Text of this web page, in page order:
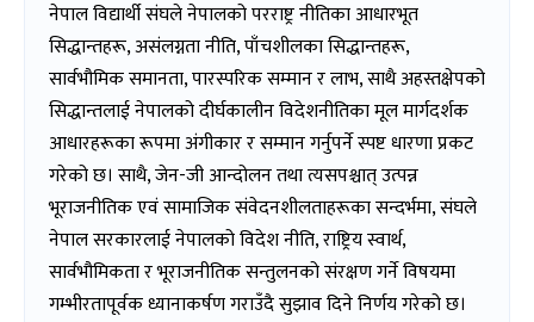
नेपाल विद्यार्थी संघले नेपालको परराष्ट्र नीतिका आधारभूत
सिद्धान्तहरू, असंलग्नता नीति, पाँचशीलका सिद्धान्तहरू,
सार्वभौमिक समानता, पारस्परिक सम्मान र लाभ, साथै अहस्तक्षेपको
सिद्धान्तलाई नेपालको दीर्घकालीन विदेशनीतिका मूल मार्गदर्शक
आधारहरूका रूपमा अंगीकार र सम्मान गर्नुपर्ने स्पष्ट धारणा प्रकट
गरेको छ। साथै, जेन-जी आन्दोलन तथा त्यसपश्चात् उत्पन्न
भूराजनीतिक एवं सामाजिक संवेदनशीलताहरूका सन्दर्भमा, संघले
नेपाल सरकारलाई नेपालको विदेश नीति, राष्ट्रिय स्वार्थ,
सार्वभौमिकता र भूराजनीतिक सन्तुलनको संरक्षण गर्ने विषयमा
गम्भीरतापूर्वक ध्यानाकर्षण गराउँदै सुझाव दिने निर्णय गरेको छ।